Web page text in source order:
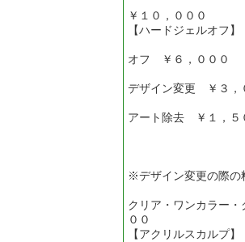
￥１０，０００
【ハードジェルオフ】
オフ ￥６，０００
デザイン変更 ￥３，
アート除去 ￥１，５
※デザイン変更の際の
クリア・ワンカラー
００
【アクリルスカルプ】